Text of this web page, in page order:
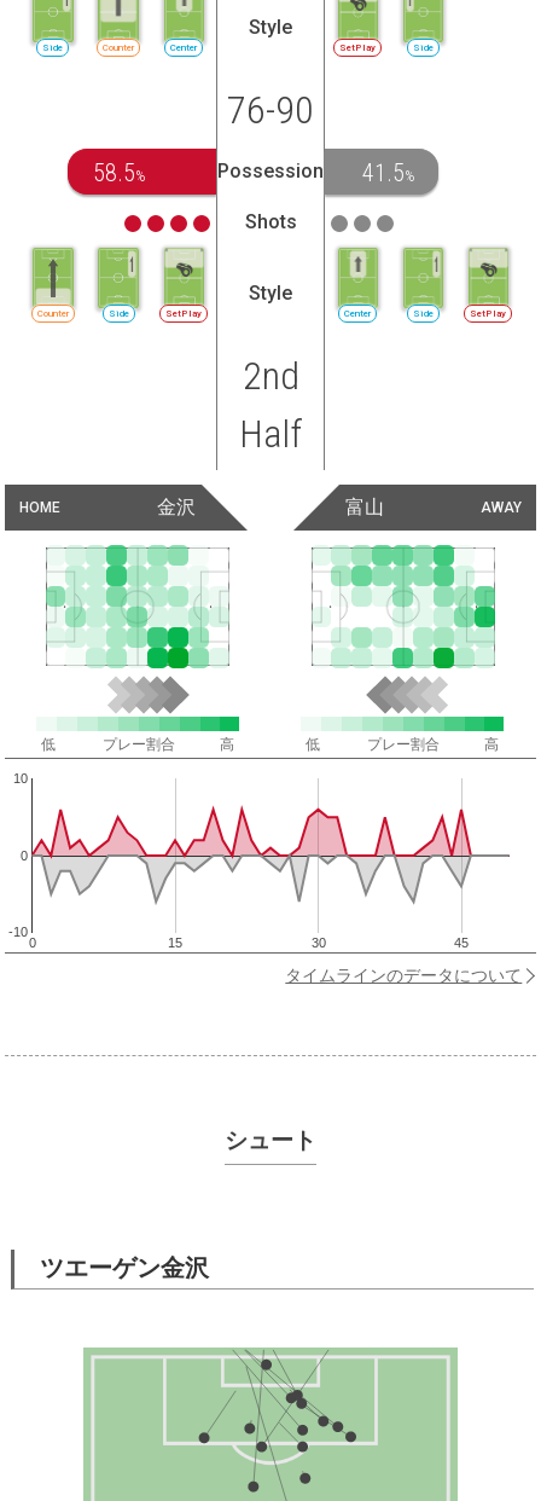
Center
Counter
Side
Style
SetPlay Side
76-90
58.5% Possession 41.5%
Shots
SetPlay
Side
Counter
Style
Center Side SetPlay
2nd
Half
HOME 金沢 AWAY
富山
低 プレー割合 高 低 プレー割合 高
0 15 30 45
-10
0
10
タイムラインのデータについて
シュート
ツエーゲン金沢